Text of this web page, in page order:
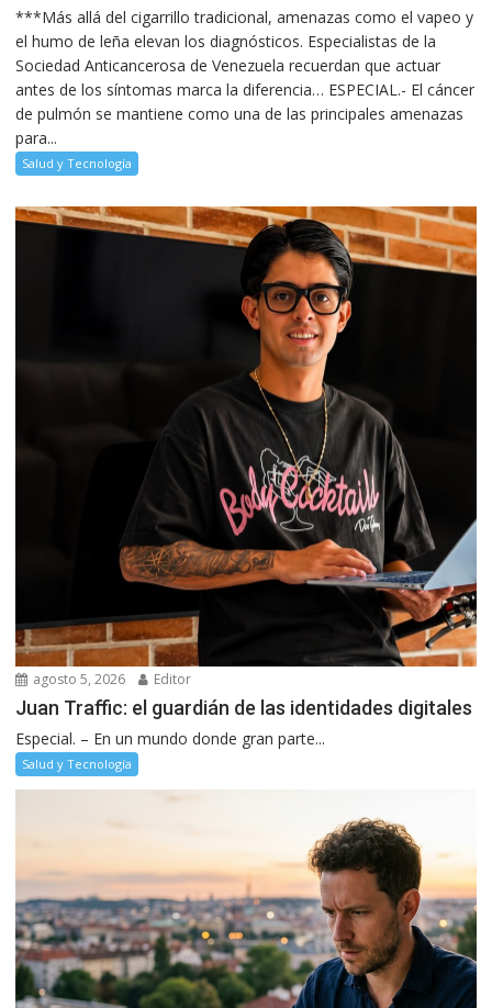
***Más allá del cigarrillo tradicional, amenazas como el vapeo y
el humo de leña elevan los diagnósticos. Especialistas de la
Sociedad Anticancerosa de Venezuela recuerdan que actuar
antes de los síntomas marca la diferencia… ESPECIAL.- El cáncer
de pulmón se mantiene como una de las principales amenazas
para...
Salud y Tecnología
agosto 5, 2026 Editor
Juan Traffic: el guardián de las identidades digitales
Especial. – En un mundo donde gran parte...
Salud y Tecnología